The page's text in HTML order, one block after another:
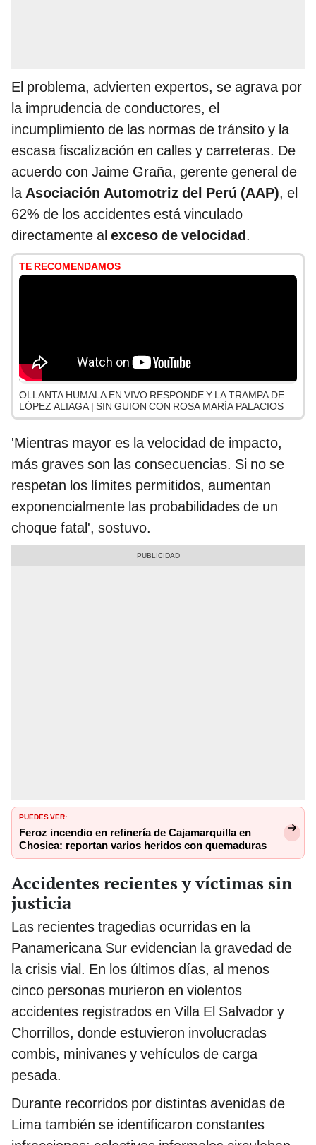
El problema, advierten expertos, se agrava por
la imprudencia de conductores, el
incumplimiento de las normas de tránsito y la
escasa fiscalización en calles y carreteras. De
acuerdo con Jaime Graña, gerente general de
laAsociación Automotriz del Perú (AAP), el
62% de los accidentes está vinculado
directamente al exceso de velocidad.
TE RECOMENDAMOS
OLLANTA HUMALA EN VIVO RESPONDE Y LA TRAMPA DE
LÓPEZ ALIAGA | SIN GUION CON ROSA MARÍA PALACIOS
'Mientras mayor es la velocidad de impacto,
más graves son las consecuencias. Si no se
respetan los límites permitidos, aumentan
exponencialmente las probabilidades de un
choque fatal', sostuvo.
PUEDES VER:
Feroz incendio en refinería de Cajamarquilla en
Chosica: reportan varios heridos con quemaduras
Accidentes recientes y víctimas sin
justicia
Las recientes tragedias ocurridas en la
Panamericana Sur evidencian la gravedad de
la crisis vial. En los últimos días, al menos
cinco personas murieron en violentos
accidentes registrados en Villa El Salvador y
Chorrillos, donde estuvieron involucradas
combis, minivanes y vehículos de carga
pesada.
Durante recorridos por distintas avenidas de
Lima también se identificaron constantes